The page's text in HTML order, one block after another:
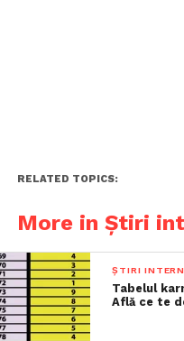
RELATED TOPICS:
More in Știri
ȘTIRI
Tabelul
Află ce te